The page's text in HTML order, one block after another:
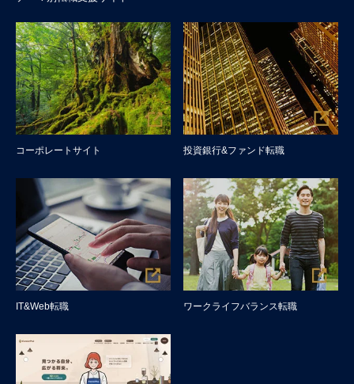
コーポレートサイト 投資銀行&ファンド転職
IT&Web転職 ワークライフバランス転職